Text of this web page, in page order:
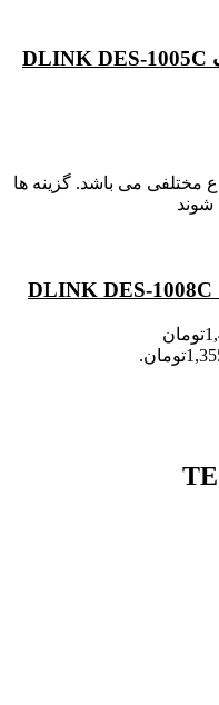
مختلفی می باشد. گزینه ها
قیمت اصلی: 1,420,000تومان